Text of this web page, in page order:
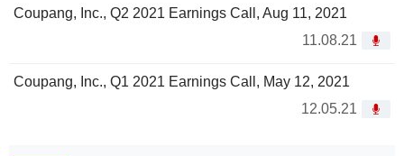
Coupang, Inc., Q2 2021 Earnings Call, Aug 11, 2021
11.08.21
Coupang, Inc., Q1 2021 Earnings Call, May 12, 2021
12.05.21